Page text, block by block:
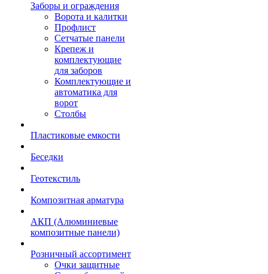
Заборы и ограждения
Ворота и калитки
Профлист
Сетчатые панели
Крепеж и
комплектующие
для заборов
Комплектующие и
автоматика для
ворот
Столбы
Пластиковые емкости
Беседки
Геотекстиль
Композитная арматура
АКП (Алюминиевые
композитные панели)
Розничный ассортимент
Очки защитные